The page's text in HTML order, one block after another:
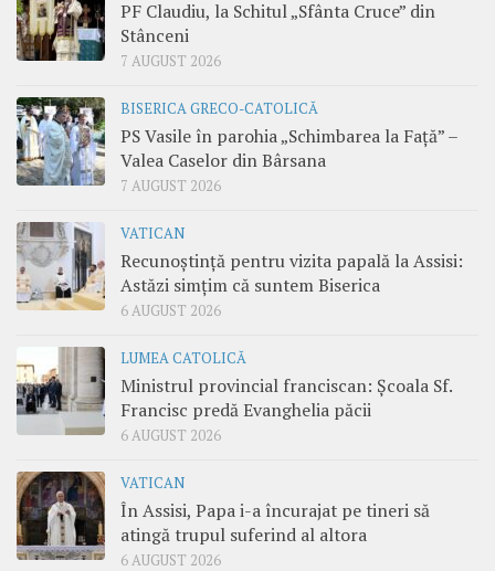
PF Claudiu, la Schitul „Sfânta Cruce” din
Stânceni
7 AUGUST 2026
BISERICA GRECO-CATOLICĂ
PS Vasile în parohia „Schimbarea la Față” –
Valea Caselor din Bârsana
7 AUGUST 2026
VATICAN
Recunoștință pentru vizita papală la Assisi:
Astăzi simțim că suntem Biserica
6 AUGUST 2026
LUMEA CATOLICĂ
Ministrul provincial franciscan: Școala Sf.
Francisc predă Evanghelia păcii
6 AUGUST 2026
VATICAN
În Assisi, Papa i-a încurajat pe tineri să
atingă trupul suferind al altora
6 AUGUST 2026